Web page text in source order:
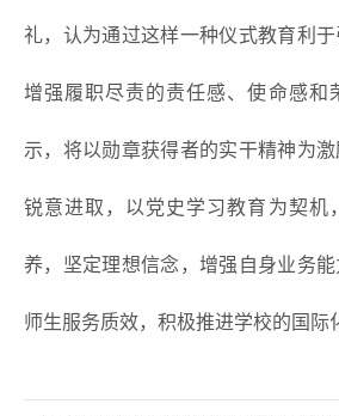
礼，认为通过这样一种仪式教育利
增强履职尽责的责任感、使命感和
示，将以勋章获得者的实干精神为激
锐意进取，以党史学习教育为契机
养，坚定理想信念，增强自身业务
师生服务质效，积极推进学校的国际